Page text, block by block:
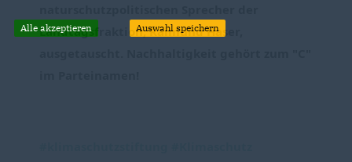
Landtagsfraktion, Raimund Haser,
Alle akzeptieren Auswahl speichern